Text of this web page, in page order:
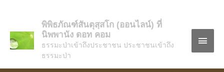
พิพิธภัณฑ์สันตุสฺสโก (ออนไลน์) ที่
นิพพานัง ดอท คอม
ธรรมะป่าเข้าถึงประชาชน ประชาชนเข้าถึง
ธรรมะป่า